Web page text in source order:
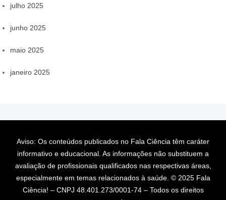
julho 2025
junho 2025
maio 2025
janeiro 2025
Aviso: Os conteúdos publicados no Fala Ciência têm caráter
informativo e educacional. As informações não substituem a
avaliação de profissionais qualificados nas respectivas áreas,
especialmente em temas relacionados à saúde. © 2025 Fala
Ciência! – CNPJ 48.401.273/0001-74 – Todos os direitos